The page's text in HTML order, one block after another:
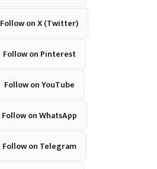
Follow on X (Twitter)
Follow on Pinterest
Follow on YouTube
Follow on WhatsApp
Follow on Telegram